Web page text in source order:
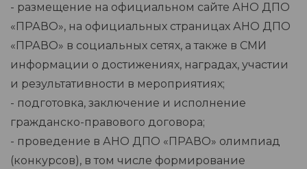
- размещение на официальном сайте АНО ДПО
«ПРАВО», на официальных страницах АНО ДПО
«ПРАВО» в социальных сетях, а также в СМИ
информации о достижениях, наградах, участии
и результативности в мероприятиях;
- подготовка, заключение и исполнение
гражданско-правового договора;
- проведение в АНО ДПО «ПРАВО» олимпиад
(конкурсов), в том числе формирование